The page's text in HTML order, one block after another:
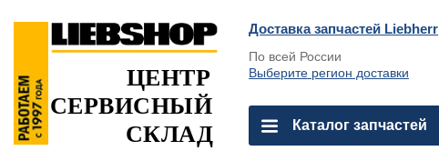
Доставка запчастей Liebherr
По всей России
Выберите регион доставки
ЦЕНТР
СЕРВИСНЫЙ
СКЛАД
Каталог запчастей